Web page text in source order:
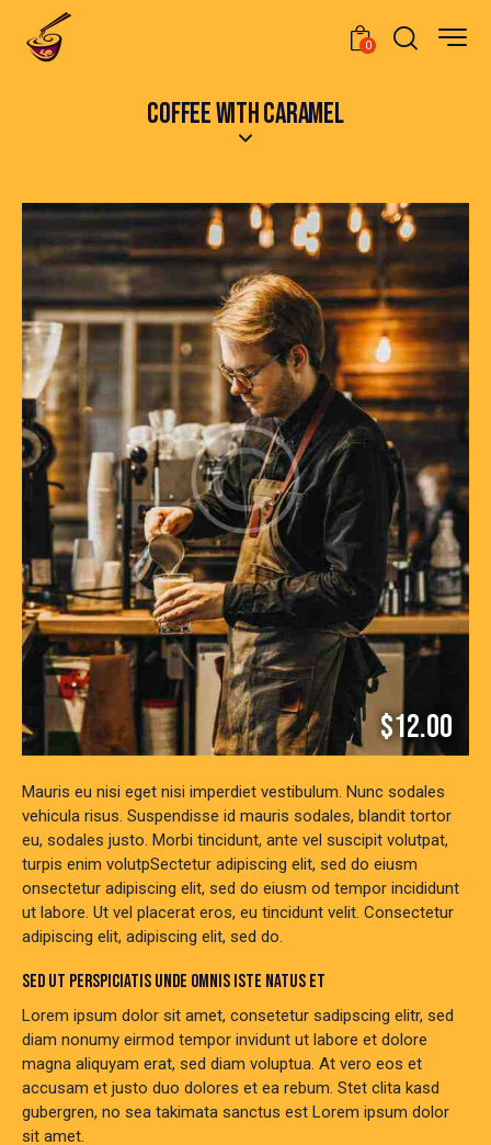
0
COFFEE WITH CARAMEL
$12.00
Mauris eu nisi eget nisi imperdiet vestibulum. Nunc sodales
vehicula risus. Suspendisse id mauris sodales, blandit tortor
eu, sodales justo. Morbi tincidunt, ante vel suscipit volutpat,
turpis enim volutpSectetur adipiscing elit, sed do eiusm
onsectetur adipiscing elit, sed do eiusm od tempor incididunt
ut labore. Ut vel placerat eros, eu tincidunt velit. Consectetur
adipiscing elit, adipiscing elit, sed do.
SED UT PERSPICIATIS UNDE OMNIS ISTE NATUS ET
Lorem ipsum dolor sit amet, consetetur sadipscing elitr, sed
diam nonumy eirmod tempor invidunt ut labore et dolore
magna aliquyam erat, sed diam voluptua. At vero eos et
accusam et justo duo dolores et ea rebum. Stet clita kasd
gubergren, no sea takimata sanctus est Lorem ipsum dolor
sit amet.